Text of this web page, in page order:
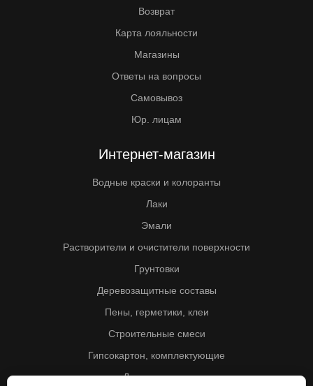
Возврат
Карта лояльности
Магазины
Ответы на вопросы
Самовывоз
Юр. лицам
Интернет-магазин
Водные краски и колоранты
Лаки
Эмали
Растворители и очистители поверхности
Грунтовки
Деревозащитные составы
Пены, герметики, клеи
Строительные смеси
Гипсокартон, комплектующие
Другие товары